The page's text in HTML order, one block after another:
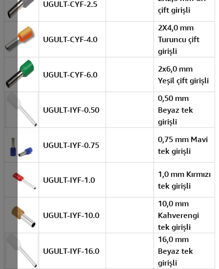
UGULT-CYF-2.5
çift girişli
UGULT-CYF-4.0
2X4,0 mm
Turuncu çift
girişli
UGULT-CYF-6.0
2x6,0 mm
Yeşil çift girişli
UGULT-IYF-0.50
0,50 mm
Beyaz tek
girişli
UGULT-IYF-0.75
0,75 mm Mavi
tek girişli
UGULT-IYF-1.0
1,0 mm Kırmızı
tek girişli
UGULT-IYF-10.0
10,0 mm
Kahverengi
tek girişli
UGULT-IYF-16.0
16,0 mm
Beyaz tek
girişli